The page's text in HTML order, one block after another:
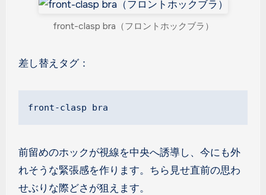
front-clasp bra（フロントホックブラ）
差し替えタグ：
front-clasp bra
前留めのホックが視線を中央へ誘導し、今にも外
れそうな緊張感を作ります。ちら見せ直前の思わ
せぶりな際どさが狙えます。